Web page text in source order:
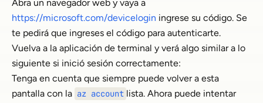
Abra un navegador web y vaya a
https://microsoft.com/devicelogin ingrese su código. Se
te pedirá que ingreses el código para autenticarte.
Vuelva a la aplicación de terminal y verá algo similar a lo
siguiente si inició sesión correctamente:
Tenga en cuenta que siempre puede volver a esta
pantalla con la az account lista. Ahora puede intentar